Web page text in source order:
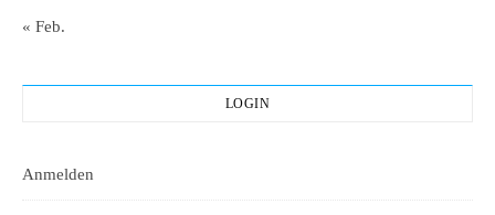
« Feb.
LOGIN
Anmelden